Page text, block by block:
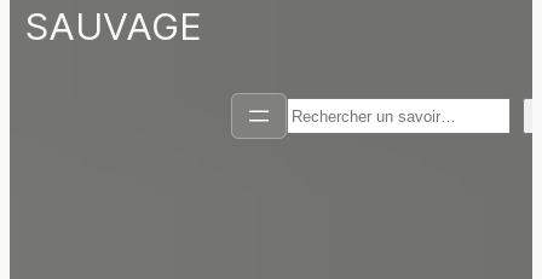
SAUVAGE
Rechercher